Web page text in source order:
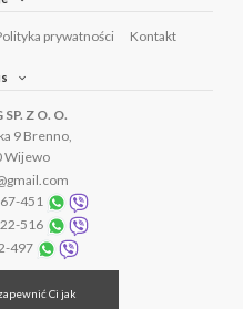
prywatności Kontakt
Z O. O.
9 Brenno,
Wijewo
451
516
497
Ci jak